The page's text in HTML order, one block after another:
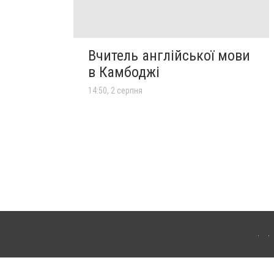
Вчитель англійської мови
в Камбоджі
14:50, 2 серпня